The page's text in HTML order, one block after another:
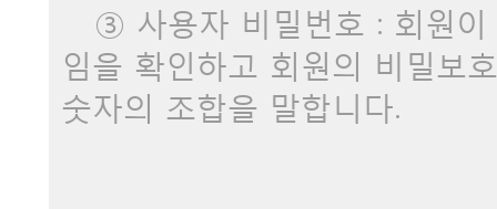
③ 사용자 비밀번호 : 회원이
임을 확인하고 회원의 비밀보
숫자의 조합을 말합니다.